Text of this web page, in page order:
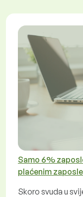
Samo 6%
plaćenim
Skoro svuda u